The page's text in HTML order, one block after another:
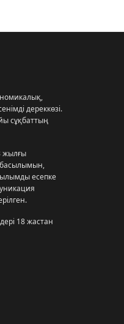
дереккөзі.
сұқбаттың
жылғы
басылымын,
есепке
18 жастан